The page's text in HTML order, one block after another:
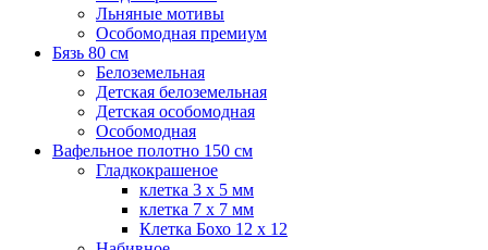
Льняные мотивы
Особомодная премиум
Бязь 80 см
Белоземельная
Детская белоземельная
Детская особомодная
Особомодная
Вафельное полотно 150 см
Гладкокрашеное
клетка 3 х 5 мм
клетка 7 х 7 мм
Клетка Бохо 12 x 12